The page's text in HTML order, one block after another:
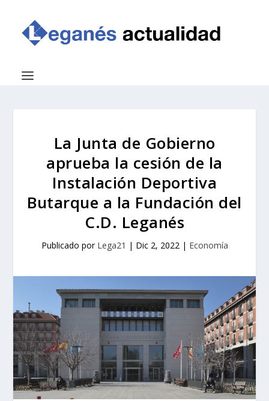
La Junta de Gobierno
aprueba la cesión de la
Instalación Deportiva
Butarque a la Fundación del
C.D. Leganés
Publicado por Lega21 | Dic 2, 2022| Economía